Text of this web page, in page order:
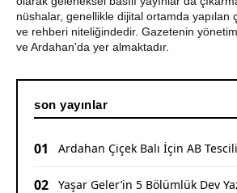
Ardahan'da Traktör Devrildi: Sürücü
Uluslararası Badminton Turnuvasında
ve Yönetimi Görevden Alındı
nüshalar, genellikle dijital ortamda yapılan
ve rehberi niteliğindedir. Gazetenin
ve Ardahan'da yer almaktadır.
son yayınlar
01 Ardahan Çiçek Balı İçin AB
02
Yaşar Geler’in 5 Bölümlük Dev